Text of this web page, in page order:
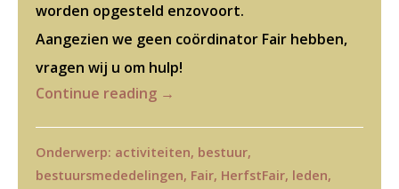
worden opgesteld enzovoort.
Aangezien we geen coördinator Fair hebben,
vragen wij u om hulp!
Continue reading →
Onderwerp: activiteiten, bestuur,
bestuursmededelingen, Fair, HerfstFair, leden,